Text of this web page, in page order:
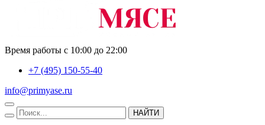
Время работы с 10:00 до 22:00
+7 (495) 150-55-40
info@primyase.ru
НАЙТИ